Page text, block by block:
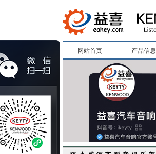
网站首页 产品信息